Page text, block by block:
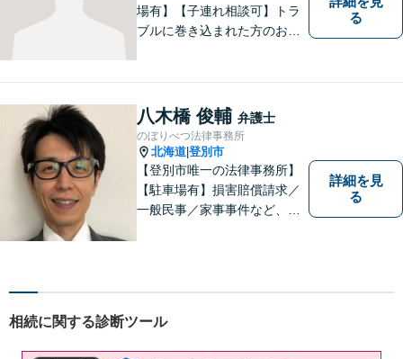
場有】【子連れ相談可】トラ
ブルに巻き込まれた方のお力
になれればと思っております
ので、どうぞお気軽にご相談
ください。
る
八木橋 俊輔 弁護士
のぼりべつ法律事務所
北海道 登別市
【登別市唯一の法律事務所】
【駐車場有】損害賠償請求／
一般民事／家事事件など、幅
域づくりに貢献いたします。
めにご相談ください！
詳細を見
る
相続に関する診断ツール